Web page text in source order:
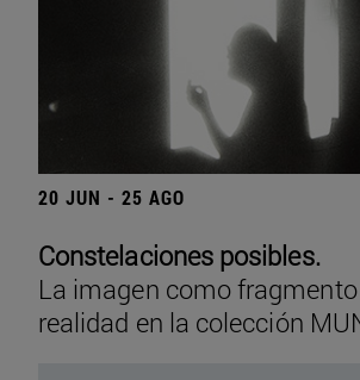
20 JUN - 25 AGO
Constelaciones posibles.
La imagen como
realidad en la colección